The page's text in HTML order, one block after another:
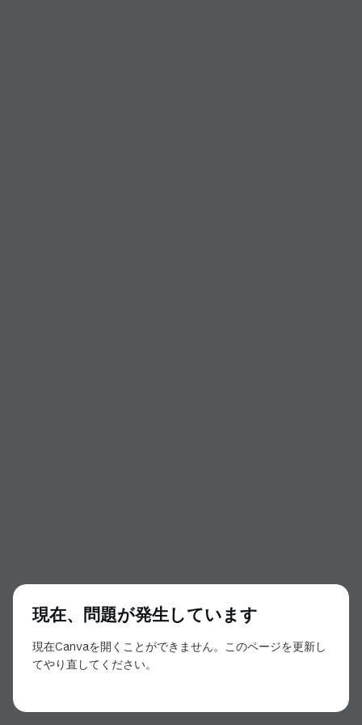
現在、問題が発生しています
現在Canvaを開くことができません。このページを更新し
てやり直してください。